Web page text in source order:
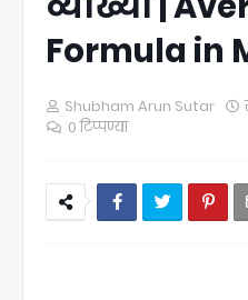
Formula in
Shubham Arun Sutar
0 टिप्पण्या